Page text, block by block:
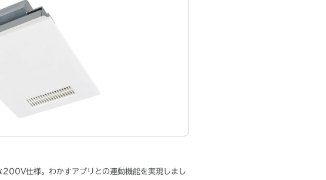
200V仕様。わかすアプリとの連動機能を実現しまし